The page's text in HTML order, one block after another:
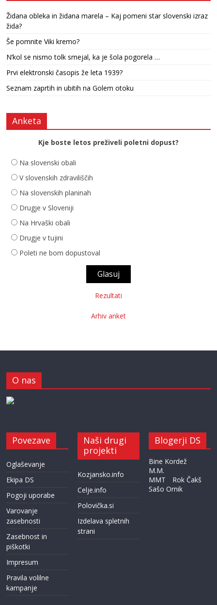
Židana obleka in židana marela – Kaj pomeni star slovenski izraz
žida?
Še pomnite Viki kremo?
N’kol se nismo tolk smejal, ka je šola pogorela …
Prvi elektronski časopis že leta 1939?
Seznam zaprtih in ubitih na Golem otoku
Anketa
Kje boste letos preživeli poletni dopust?
Na slovenski obali
V slovenskih zdraviliščih
Na slovenskih planinah
Drugje v Sloveniji
Na Hrvaški obali
Drugje v tujini
Poleti ne bom dopustoval
Rezultati
Arhiv anket
O nas
Povezave
Oglaševanje
Ekipa DS
Pogoji uporabe
Varovanje
zasebnosti
Zasebnost in
piškotki
Impresum
Pravila volilne
kampanje
Naši drugi
projekti
Kozjansko.info
Celje.info
Polovička.si
Izdelava spletnih
strani
Blogerji DS
Bine Kordež
M.M.
MMT
Rok Čakš
Sašo Ornik